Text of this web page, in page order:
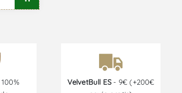
VelvetBull ES- 9€ (+200€